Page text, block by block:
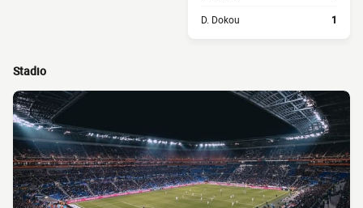
D. Dokou 1
Stadio